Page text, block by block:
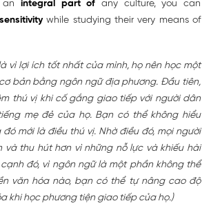
integral part of any culture, you can
while studying their very means of
vì lợi ích tốt nhất của mình, họ nên học một
bản bằng ngôn ngữ địa phương. Đầu tiên,
thú vị khi cố gắng giao tiếp với người dân
mẹ đẻ của họ. Bạn có thể không hiểu
mới là điều thú vị. Nhờ điều đó, mọi người
và thu hút hơn vì những nỗ lực và khiếu hài
đó, vì ngôn ngữ là một phần không thể
văn hóa nào, bạn có thể tự nâng cao độ
khi học phương tiện giao tiếp của họ.)